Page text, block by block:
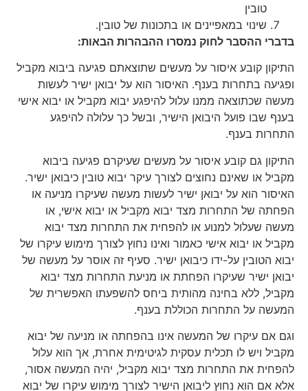
טובין
שינוי במאפיינים או בתכונות של טובין.
בדברי ההסבר לחוק נמסרו ההבהרות הבאות:
התיקון קובע איסור על מעשים שתוצאתם פגיעה ביבוא מקביל
ופגיעה בתחרות בענף. האיסור הוא על יבואן ישיר לעשות
מעשה שכתוצאה ממנו עלול להיפגע יבוא מקביל או יבוא אישי
בענף שבו פועל היבואן הישיר, ובשל כך עלולה להיפגע
התחרות בענף.
התיקון גם קובע איסור על מעשים שעיקרם פגיעה ביבוא
מקביל או שאינם נחוצים לצורך עיקר יבוא טובין כיבואן ישיר.
האיסור הוא על יבואן ישיר לעשות מעשה שעיקרו מניעה או
הפחתה של התחרות מצד יבוא מקביל או יבוא אישי, או
מעשה שעלול למנוע או להפחית את התחרות מצד יבוא
מקביל או יבוא אישי כאמור ואינו נחוץ לצורך מימוש עיקרו של
יבוא הטובין על-ידו כיבואן ישיר. סעיף זה אוסר על מעשה של
יבואן ישיר שעיקרו הפחתת או מניעת התחרות מצד יבוא
מקביל, ללא בחינה מהותית ביחס להשפעתו האפשרית של
המעשה על התחרות הכוללת בענף.
וגם אם עיקרו של המעשה אינו בהפחתה או מניעה של יבוא
מקביל ויש לו תכלית עסקית לגיטימית אחרת, אך הוא עלול
להפחית את התחרות מצד יבוא מקביל, יהיה המעשה אסור,
אלא אם הוא נחוץ ליבואן הישיר לצורך מימוש עיקרו של יבוא